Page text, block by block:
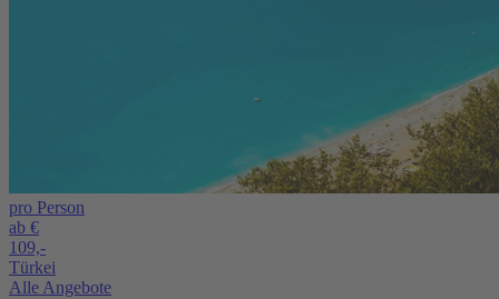
pro Person
ab €
109,-
Türkei
Alle Angebote